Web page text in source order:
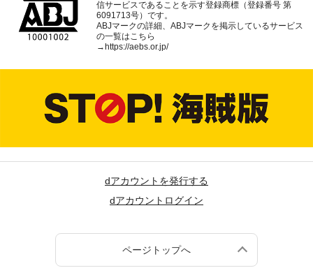
信サービスであることを示す登録商標（登録番号 第
6091713号）です。
ABJマークの詳細、ABJマークを掲示しているサービス
の一覧はこちら
→ https://aebs.or.jp/
dアカウントを発行する
dアカウントログイン
ページトップへ